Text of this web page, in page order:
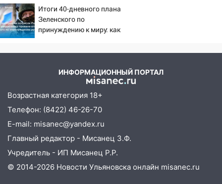
дороги в Ульяновске: фото
13:17
Непогода в Ульяновске не
закончится сегодня: сильные ливни
Трижды «брал в долг» без спроса:
житель Вешкаймского района похитил у
13:14 Ураган оторвал светофор на
проспекте Филатова в Ульяновске
13:12 Дерево пробило крышу дома на
на электрощит
девочку с игрушкой
Итоги 40-дневного плана
Зеленского по
принуждению к миру: как
ИНФОРМАЦИОННЫЙ ПОРТАЛ
Возрастная категория 18+
Телефон: (8422) 46-26-70
E-mail: misanec@yandex.ru
Главный редактор - Мисанец З.Ф.
Учредитель - ИП Мисанец Р.Р.
© 2014-2026 Новости Ульяновска онлайн misanec.ru